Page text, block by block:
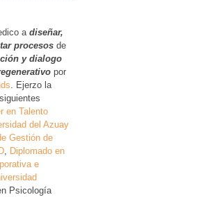
a diseñar,
procesos de
y dialogo
por
. Ejerzo la
en Talento
del Azuay
Gestión de
Diplomado en
e
Psicología